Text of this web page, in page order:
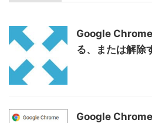
Google
る、または解除
Google